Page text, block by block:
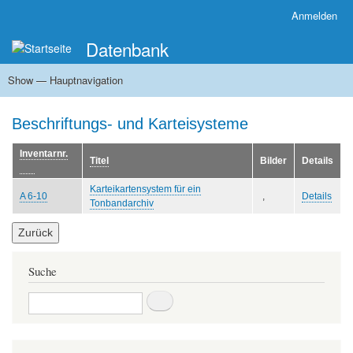
Anmelden
Datenbank
Hauptnavigation
Show — Hauptnavigation
Startseite
Zu den Sammlungen
Systematik
Hersteller
Inhalt und Ausrichtung der Sammlung
Museale Ausstellungen
Beschriftungs- und Karteisysteme
Inventarnr.
Titel Bilder Details
A 6-10
Karteikartensystem für ein
Tonbandarchiv
, Details
Zurück
Suche
Suche